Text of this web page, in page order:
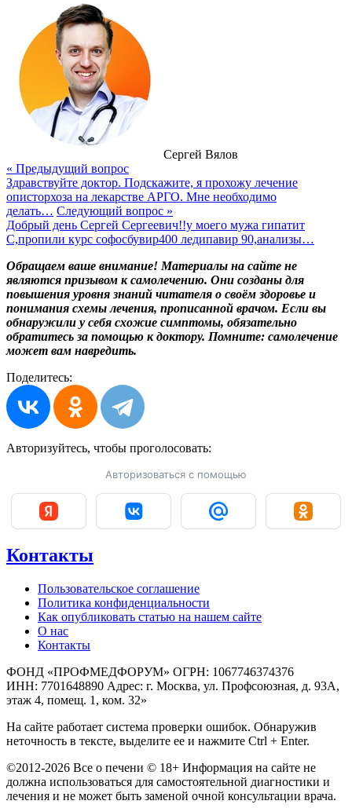
Сергей Вялов
« Предыдущий вопрос
Здравствуйте доктор. Подскажите, я прохожу лечение
описторхоза на лекарстве АРГО. Мне необходимо
делать… Следующий вопрос »
Добрый день Сергей Сергеевич!!у моего мужа гипатит
С,пропили курс софосбувир400 ледипавир 90,анализы…
Обращаем ваше внимание! Материалы на сайте не
являются призывом к самолечению. Они созданы для
повышения уровня знаний читателя о своём здоровье и
понимания схемы лечения, прописанной врачом. Если вы
обнаружили у себя схожие симптомы, обязательно
обратитесь за помощью к доктору. Помните: самолечение
может вам навредить.
Поделитесь:
Авторизуйтесь, чтобы проголосовать:
Авторизоваться с помощью
Контакты
Пользовательское соглашение
Политика конфиденциальности
Как опубликовать статью на нашем сайте
О нас
Контакты
ФОНД «ПРОФМЕДФОРУМ» ОГРН: 1067746374376
ИНН: 7701648890 Адрес: г. Москва, ул. Профсоюзная, д. 93А,
этаж 4, помещ. 1, ком. 32»
На сайте работает система проверки ошибок. Обнаружив
неточность в тексте, выделите ее и нажмите Ctrl + Enter.
©2012-2026 Все о печени © 18+ Информация на сайте не
должна использоваться для самостоятельной диагностики и
лечения и не может быть заменой очной консультации врача.